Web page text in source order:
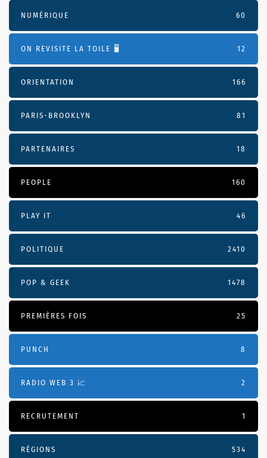
NUMÉRIQUE 60
ON REVISITE LA TOILE 🖥️ 12
ORIENTATION 166
PARIS-BROOKLYN 81
PARTENAIRES 18
PEOPLE 160
PLAY IT 46
POLITIQUE 2410
POP & GEEK 1478
PREMIÈRES FOIS 25
PUNCH 8
RADIO WEB 3 📈 2
RECRUTEMENT 1
RÉGIONS 534